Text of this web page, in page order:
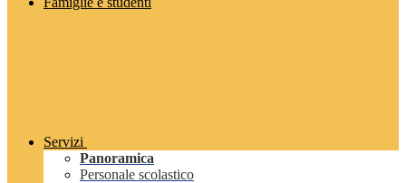
Servizi
Panoramica
Personale scolastico